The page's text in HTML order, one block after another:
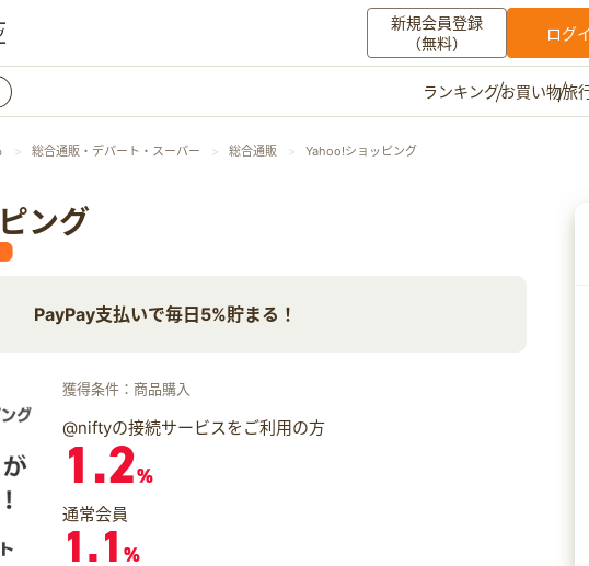
新規会員登録
（無料）
ログ
お知らせ
ランキングお買い物旅
総合通販・デパート・スーパー 総合通販 Yahoo!ショッピング
ング
PayPay支払いで毎日5%貯まる！
獲得条件：商品購入
@niftyの接続サービスをご利用の方
1.2%
通常会員
1.1 %